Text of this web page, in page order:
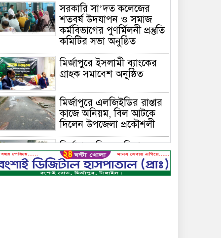
সরকারি সা’দত কলেজের
শতবর্ষ উদযাপন ও সমাজ
কর্মবিভাগের পুণর্মিলনী প্রস্তুতি
কমিটির সভা অনুষ্ঠিত
মির্জাপুরে ইসলামী ব্যাংকের
গ্রাহক সমাবেশ অনুষ্ঠিত
মির্জাপুরে এলজিইডির রাস্তার
কাজে অনিয়ম, বিল আটকে
দিলেন উপজেলা প্রকৌশলী
মির্জাপুরে বিলে অভিযান,
অবৈধ চায়না দুয়ারি জাল
ধ্বংস